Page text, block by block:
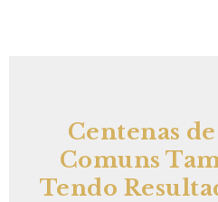
Centenas
Comuns
Tendo